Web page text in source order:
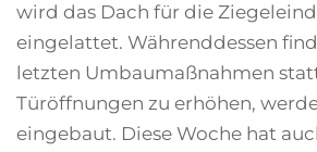
wird das Dach für die
eingelattet. Währenddessen
letzten Umbaumaßnahmen
Türöffnungen zu erhöhen,
eingebaut. Diese Woche hat